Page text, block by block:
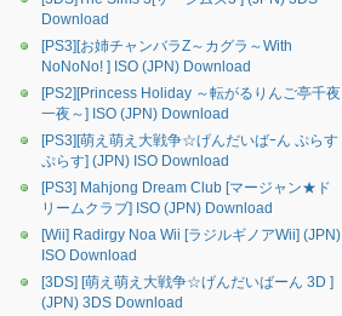
Download
[PS3][お姉チャンバラZ～カグラ～With
NoNoNo! ] ISO (JPN) Download
[PS2][Princess Holiday ～転がるりんご亭千夜
一夜～] ISO (JPN) Download
[PS3][萌え萌え大戦争☆げんだいばｰん ぷらす
ぷらす] (JPN) ISO Download
[PS3] Mahjong Dream Club [マージャン★ド
リームクラブ] ISO (JPN) Download
[Wii] Radirgy Noa Wii [ラジルギノアWii] (JPN)
ISO Download
[3DS] [萌え萌え大戦争☆げんだいばーん 3D ]
(JPN) 3DS Download